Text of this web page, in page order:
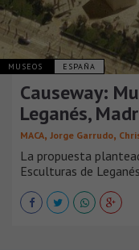
MUSEOS ESPAÑA
Causeway:
Leganés,
MACA, Jorge Garrudo,
La propuesta
Esculturas de